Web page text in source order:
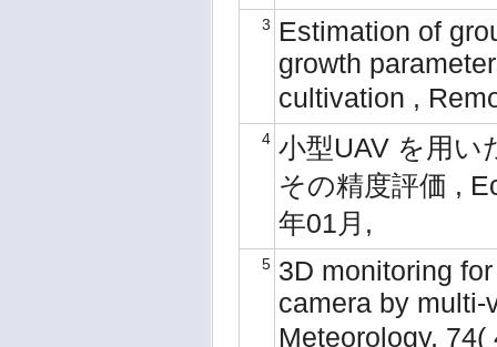
3
Estimation of
growth
cultivation ,
4 小型UAV を用い
その精度評価 ,
年01月,
5 3D monitoring
camera by multi-
Meteorology,